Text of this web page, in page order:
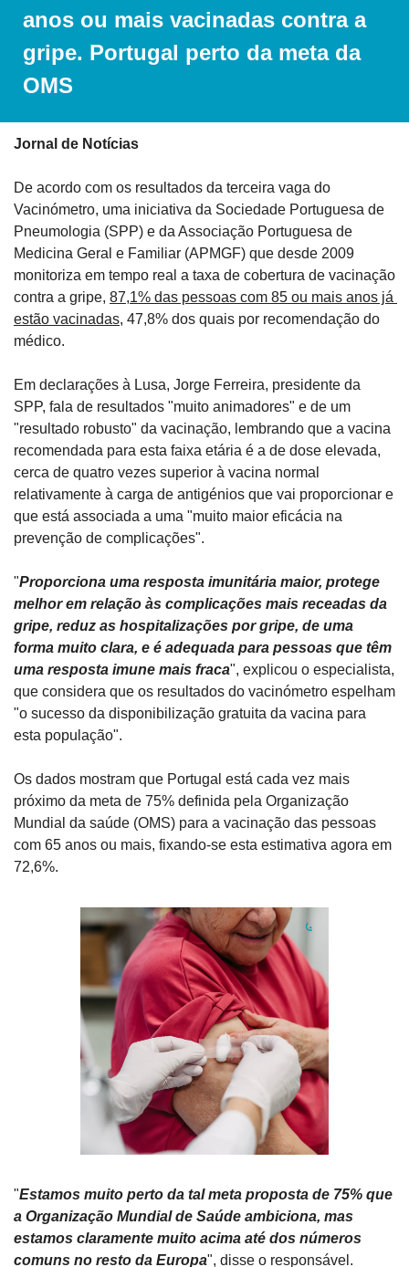
anos ou mais vacinadas contra a
gripe. Portugal perto da meta da
OMS
Jornal de Notícias
De acordo com os resultados da terceira vaga do
Vacinómetro, uma iniciativa da Sociedade Portuguesa de
Pneumologia (SPP) e da Associação Portuguesa de
Medicina Geral e Familiar (APMGF) que desde 2009
monitoriza em tempo real a taxa de cobertura de vacinação
contra a gripe, 87,1% das pessoas com 85 ou mais anos já
estão vacinadas, 47,8% dos quais por recomendação do
médico.
Em declarações à Lusa, Jorge Ferreira, presidente da
SPP, fala de resultados "muito animadores" e de um
"resultado robusto" da vacinação, lembrando que a vacina
recomendada para esta faixa etária é a de dose elevada,
cerca de quatro vezes superior à vacina normal
relativamente à carga de antigénios que vai proporcionar e
que está associada a uma "muito maior eficácia na
prevenção de complicações".
"Proporciona uma resposta imunitária maior, protege
melhor em relação às complicações mais receadas da
gripe, reduz as hospitalizações por gripe, de uma
forma muito clara, e é adequada para pessoas que têm
uma resposta imune mais fraca", explicou o especialista,
que considera que os resultados do vacinómetro espelham
"o sucesso da disponibilização gratuita da vacina para
esta população".
Os dados mostram que Portugal está cada vez mais
próximo da meta de 75% definida pela Organização
Mundial da saúde (OMS) para a vacinação das pessoas
com 65 anos ou mais, fixando-se esta estimativa agora em
72,6%.
"Estamos muito perto da tal meta proposta de 75% que
a Organização Mundial de Saúde ambiciona, mas
estamos claramente muito acima até dos números
comuns no resto da Europa", disse o responsável.